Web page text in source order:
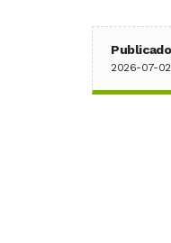
2026-07-02